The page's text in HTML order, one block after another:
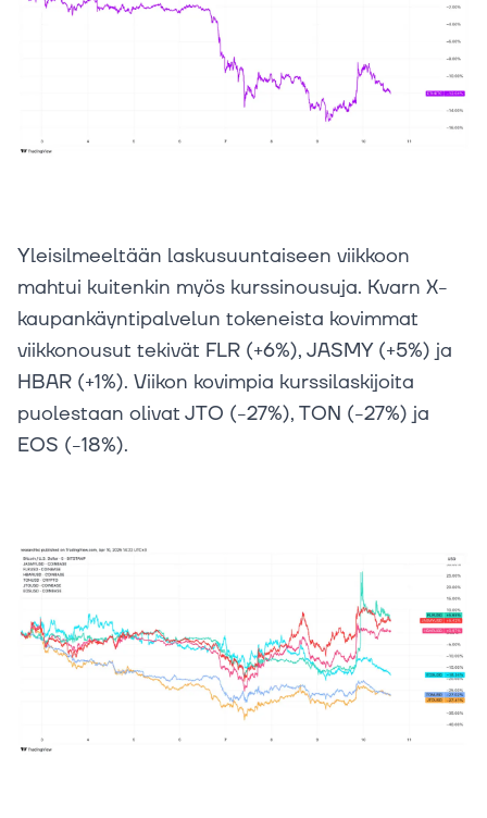
Yleisilmeeltään laskusuuntaiseen viikkoon
mahtui kuitenkin myös kurssinousuja. Kvarn X-
kaupankäyntipalvelun tokeneista kovimmat
viikkonousut tekivät FLR (+6%), JASMY (+5%) ja
HBAR (+1%). Viikon kovimpia kurssilaskijoita
puolestaan olivat JTO (-27%), TON (-27%) ja
EOS (-18%).